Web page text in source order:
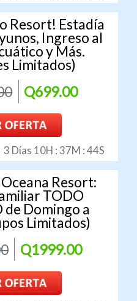
Resort! Estadía
Ingreso al
y Más.
Limitados)
Q699.00
3 Días 10H :37M :43S
Oceana Resort:
TODO
de Domingo a
Limitados)
Q1999.00